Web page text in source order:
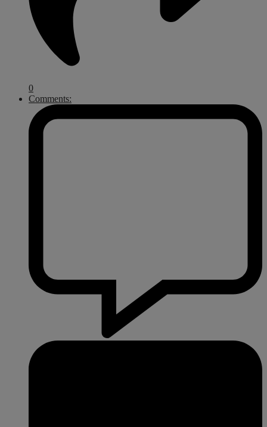
0
Comments: